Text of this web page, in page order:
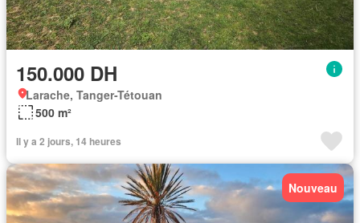
150.000 DH
Larache, Tanger-Tétouan
500 m²
Il y a 2 jours, 14 heures
Nouveau